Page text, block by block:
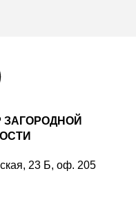
23 Б, оф. 205